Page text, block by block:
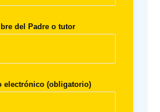
del Padre o tutor
electrónico (obligatorio)